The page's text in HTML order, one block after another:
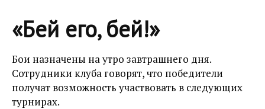
«Бей его, бей!»
Бои назначены на утро завтрашнего дня.
Сотрудники клуба говорят, что победители
получат возможность участвовать в следующих
турнирах.